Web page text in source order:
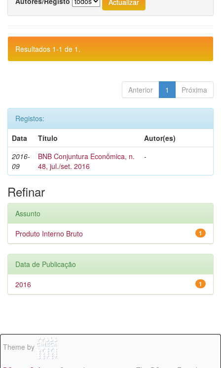
Resultados 1-1 de 1.
Anterior 1 Próxima
Registos:
Data
Título
Autor(es)
2016-
09
BNB Conjuntura Econômica, n.
48, jul./set. 2016
-
Refinar
Assunto
1
Produto Interno Bruto
Data de Publicação
1
2016
Theme by